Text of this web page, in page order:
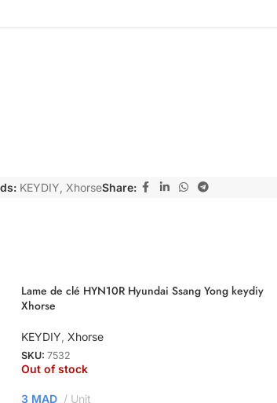
KEYDIY XhorseShare:
Lame de clé HYN10R Hyundai Ssang Yong keydiy
Xhorse
KEYDIY, Xhorse
SKU: 7532
Out of stock
3 MAD Unit